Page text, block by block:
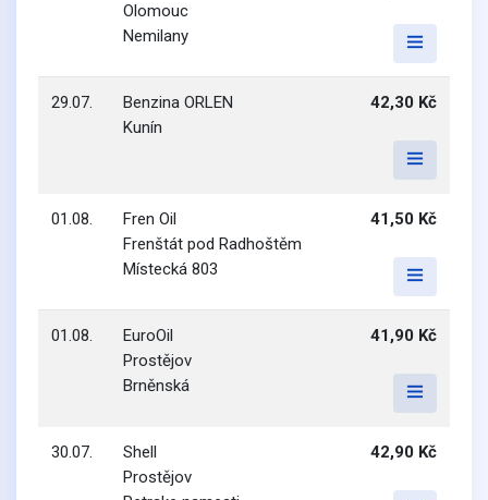
Olomouc
Nemilany
29.07.
Benzina ORLEN
Kunín
42,30 Kč
01.08.
Fren Oil
Frenštát pod Radhoštěm
Místecká 803
41,50 Kč
01.08.
EuroOil
Prostějov
Brněnská
41,90 Kč
30.07.
Shell
Prostějov
42,90 Kč